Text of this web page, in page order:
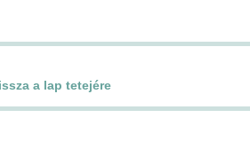
a lap tetejére